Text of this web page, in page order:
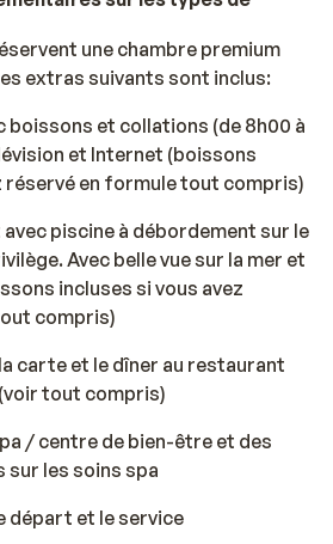
une chambre premium
extras suivants sont inclus:
boissons et collations (de 8h00 à
et Internet (boissons
réservé en formule tout compris)
piscine à débordement sur le
Avec belle vue sur la mer et
incluses si vous avez
compris)
carte et le dîner au restaurant
tout compris)
/ centre de bien-être et des
les soins spa
départ et le service